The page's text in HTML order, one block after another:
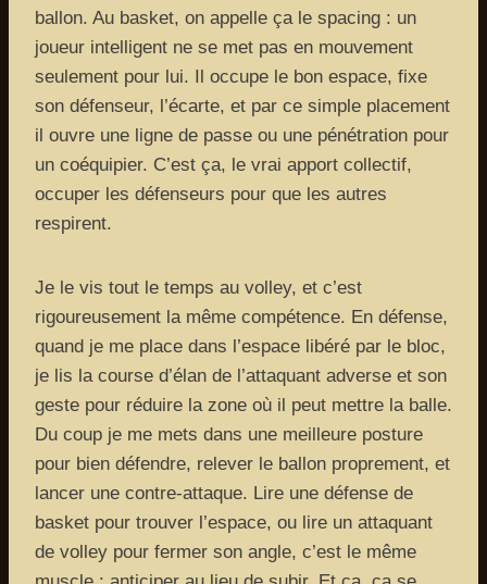
ballon. Au basket, on appelle ça le spacing : un
joueur intelligent ne se met pas en mouvement
seulement pour lui. Il occupe le bon espace, fixe
son défenseur, l’écarte, et par ce simple placement
il ouvre une ligne de passe ou une pénétration pour
un coéquipier. C’est ça, le vrai apport collectif,
occuper les défenseurs pour que les autres
respirent.
Je le vis tout le temps au volley, et c’est
rigoureusement la même compétence. En défense,
quand je me place dans l’espace libéré par le bloc,
je lis la course d’élan de l’attaquant adverse et son
geste pour réduire la zone où il peut mettre la balle.
Du coup je me mets dans une meilleure posture
pour bien défendre, relever le ballon proprement, et
lancer une contre-attaque. Lire une défense de
basket pour trouver l’espace, ou lire un attaquant
de volley pour fermer son angle, c’est le même